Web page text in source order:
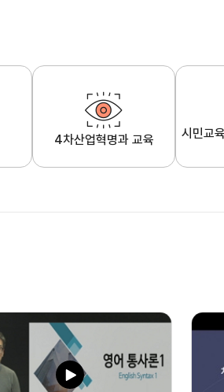
4차산업혁명과 교육
시민교